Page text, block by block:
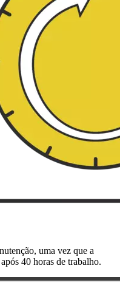
uma vez que a
40 horas de trabalho.